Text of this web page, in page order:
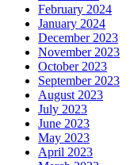
February 2024
January 2024
December 2023
November 2023
October 2023
September 2023
August 2023
July 2023
June 2023
May 2023
April 2023